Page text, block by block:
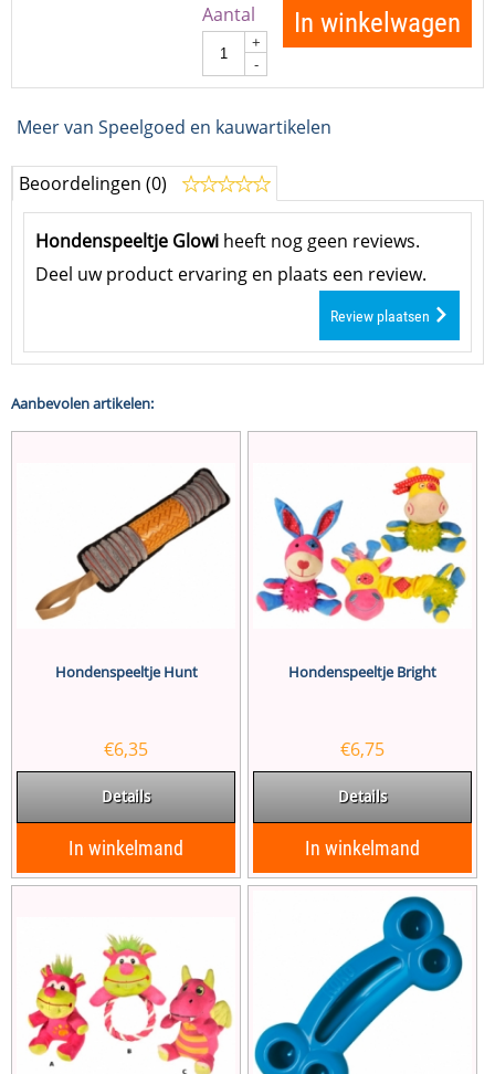
Aantal
+
-
In winkelwagen
Meer van Speelgoed en kauwartikelen
Beoordelingen (0)
Hondenspeeltje Glowi heeft nog geen reviews.
Deel uw product ervaring en plaats een review.
Review plaatsen
Aanbevolen artikelen:
Hondenspeeltje Hunt
€6,35
Details
In winkelmand
Hondenspeeltje Bright
€6,75
Details
In winkelmand